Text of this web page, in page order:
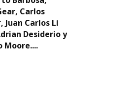
Carlos
Juan Carlos Li
Desiderio y
Moore....